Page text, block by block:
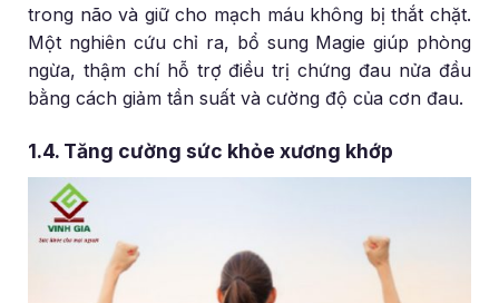
trong não và giữ cho mạch máu không bị thắt chặt.
Một nghiên cứu chỉ ra, bổ sung Magie giúp phòng
ngừa, thậm chí hỗ trợ điều trị chứng đau nửa đầu
bằng cách giảm tần suất và cường độ của cơn đau.
1.4. Tăng cường sức khỏe xương khớp